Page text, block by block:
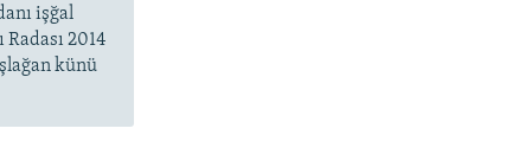
işğal
2014
künü